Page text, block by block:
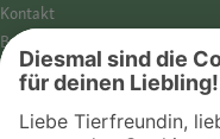
Kontakt
Barrierefreiheit
Impressum
Datenschutz­hinweise
Cookies